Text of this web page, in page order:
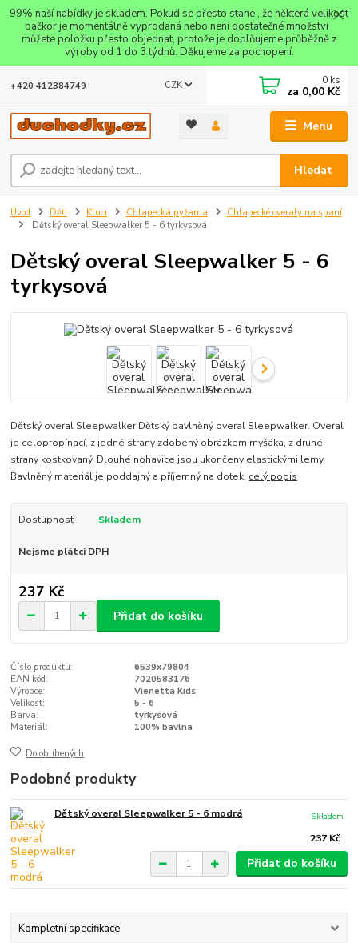
99% naší nabídky je skladem. Pokud se přesto stane , že některá velikost
bačkor je momentálně vyprodaná nebo není dostatečné množství ,
můžete položku přesto objednat, protože je doplňujeme průběžně z
výroby od 1 do 3 týdnů. Děkujeme za pochopení.
Menu
CZK
Hledat
+420 412384749 0 ks
za 0,00 Kč
Úvod Děti Kluci Chlapecká pyžama
Chlapecké overaly na spaní
Dětský overal Sleepwalker 5 - 6 tyrkysová
Dětský overal Sleepwalker 5 - 6
tyrkysová
Dětský overal Sleepwalker.Dětský bavlněný overal Sleepwalker. Overal
je celopropínací, z jedné strany zdobený obrázkem myšáka, z druhé
strany kostkovaný. Dlouhé nohavice jsou ukončeny elastickými lemy.
Bavlněný materiál je poddajný a příjemný na dotek. celý popis
Dostupnost Skladem
Nejsme plátci DPH
237 Kč
Přidat do košíku
Číslo produktu:
6539x79804
EAN kód:
7020583176
Výrobce:
Vienetta Kids
Velikost:
5 - 6
Barva:
tyrkysová
Materiál:
100% bavlna
Do oblíbených
Podobné produkty
Dětský overal Sleepwalker 5 - 6 modrá
237 Kč
Skladem
Přidat do košíku
Kompletní specifikace